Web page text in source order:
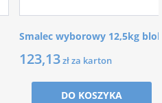
Smalec wyborowy 12,5kg
123,13zł za karton
DO KOSZYKA